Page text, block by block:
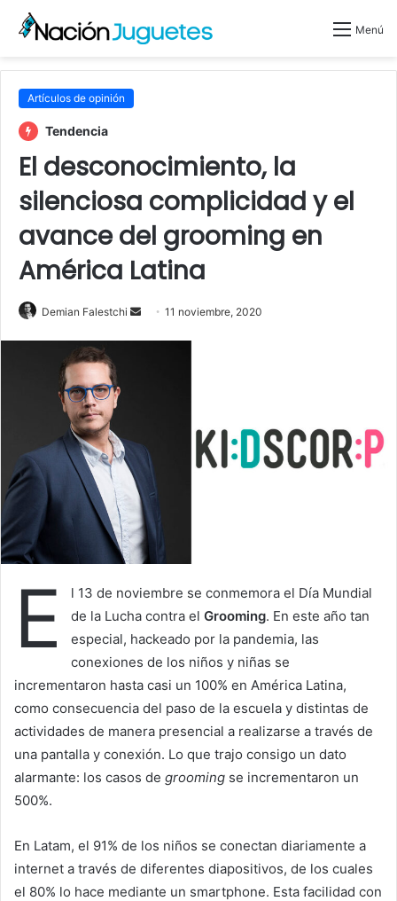
Menú
Artículos de opinión
Tendencia
El desconocimiento, la
silenciosa complicidad y el
avance del grooming en
América Latina
Demian Falestchi
Send11 noviembre, 2020
E
l 13 de noviembre se conmemora el Día Mundial
de la Lucha contra el Grooming. En este año tan
especial, hackeado por la pandemia, las
conexiones de los niños y niñas se
incrementaron hasta casi un 100% en América Latina,
como consecuencia del paso de la escuela y distintas de
actividades de manera presencial a realizarse a través de
una pantalla y conexión. Lo que trajo consigo un dato
alarmante: los casos de grooming se incrementaron un
500%.
En Latam, el 91% de los niños se conectan diariamente a
internet a través de diferentes diapositivos, de los cuales
el 80% lo hace mediante un smartphone. Esta facilidad con